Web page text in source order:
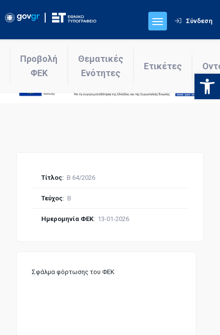
Σύνδεση
Προβολή
ΦΕΚ
Θεματικές
Ενότητες
Ετικέτες
Σφάλμα φόρτωσης του ΦΕΚ
Τίτλος: Β 64/2026
Τεύχος: Β
Ημερομηνία ΦΕΚ: 13-01-2026